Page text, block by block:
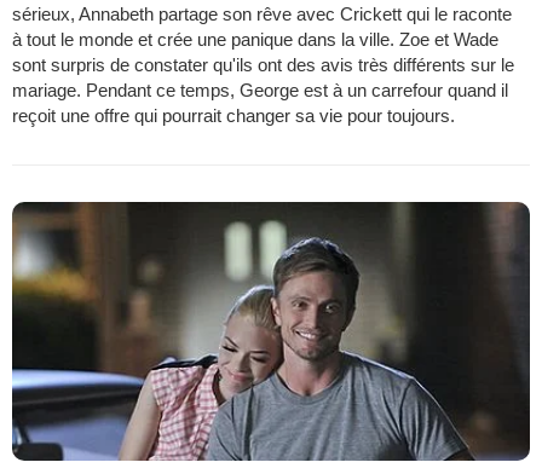
sérieux, Annabeth partage son rêve avec Crickett qui le raconte
à tout le monde et crée une panique dans la ville. Zoe et Wade
sont surpris de constater qu'ils ont des avis très différents sur le
mariage. Pendant ce temps, George est à un carrefour quand il
reçoit une offre qui pourrait changer sa vie pour toujours.